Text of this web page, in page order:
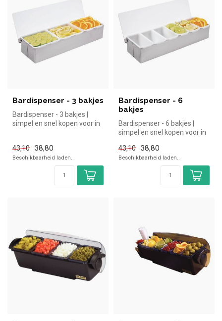
Bardispenser - 3 bakjes
Bardispenser - 3 bakjes |
simpel en snel kopen voor in
43,10
38,80
Beschikbaarheid laden..
Bardispenser - 6
bakjes
Bardispenser - 6 bakjes |
simpel en snel kopen voor in
43,10
38,80
Beschikbaarheid laden..